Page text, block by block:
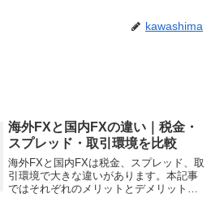
kawashima
海外FXと国内FXの違い｜税金・
スプレッド・取引環境を比較
海外FXと国内FXは税金、スプレッド、取
引環境で大きな違いがあります。本記事
ではそれぞれのメリットとデメリットを